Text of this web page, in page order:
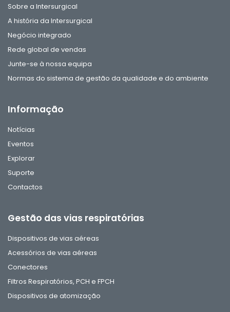
Sobre a Intersurgical
A história da Intersurgical
Negócio integrado
Rede global de vendas
Junte-se à nossa equipa
Normas do sistema de gestão da qualidade e do ambiente
Informação
Notícias
Eventos
Explorar
Suporte
Contactos
Gestão das vias respiratórias
Dispositivos de vias aéreas
Acessórios de vias aéreas
Conectores
Filtros Respiratórios, PCH e FPCH
Dispositivos de atomização